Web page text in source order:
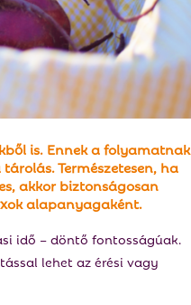
is. Ennek a folyamatnak
Természetesen, ha
akkor biztonságosan
alapanyagaként.
idő – döntő fontosságúak.
lehet az érési vagy